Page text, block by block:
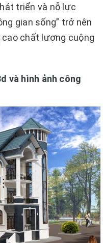
triển và nỗ lực
gian sống” trở nên
cao chất lượng cuộng
và hình ảnh công